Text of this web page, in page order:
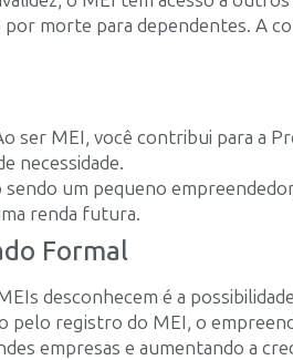
por morte para dependentes. A
ser MEI, você contribui para a
necessidade.
sendo um pequeno
renda futura.
Formal
desconhecem é a
pelo registro do MEI, o
empresas e aumentando a